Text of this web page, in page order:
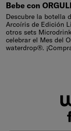
Bebe con
Descubre la botella
Arcoíris de Edición
otros sets
celebrar el Mes del
waterdrop®.